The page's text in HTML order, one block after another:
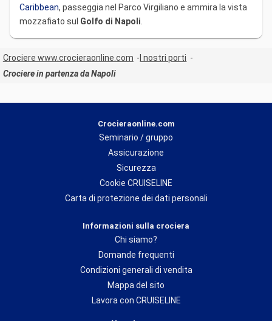
Caribbean, passeggia nel Parco Virgiliano e ammira la vista
mozzafiato sul Golfo di Napoli
Crociere www.crocieraonline.com
I nostri porti
Crociere in partenza da Napoli
Crocieraonline.com
Seminario / gruppo
Assicurazione
Sicurezza
Cookie CRUISELINE
Carta di protezione dei dati personali
Informazioni sulla crociera
Chi siamo?
Domande frequenti
Condizioni generali di vendita
Mappa del sito
Lavora con CRUISELINE